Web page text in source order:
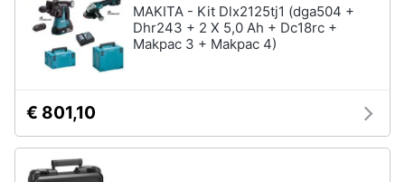
Audio
e
musica
Clima
Arredo
Insetticidi
trappole
Zanzariere
magnetiche
Zanzariere
a
MAKITA - Kit Dlx2125tj1 (dga504 +
Dhr243 + 2 X 5,0 Ah + Dc18rc +
Makpac 3 + Makpac 4)
€ 801,10